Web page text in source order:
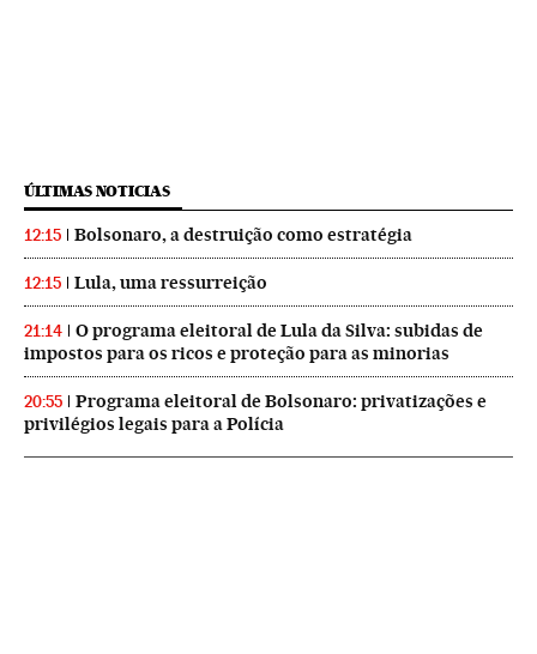
ÚLTIMAS NOTICIAS
12:15 Bolsonaro, a destruição como estratégia
12:15 Lula, uma ressurreição
21:14
O programa eleitoral de Lula da Silva: subidas de
impostos para os ricos e proteção para as minorias
20:55
Programa eleitoral de Bolsonaro: privatizações e
privilégios legais para a Polícia